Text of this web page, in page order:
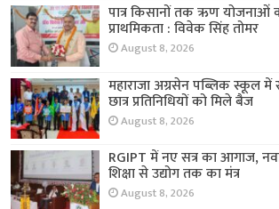
पात्र किसानों तक ऋण योजनाओं
प्राथमिकता : विवेक सिंह तोमर
August 8, 2026
महाराजा अग्रसेन पब्लिक स्कूल
छात्र प्रतिनिधियों को मिले बैज
August 8, 2026
RGIPT में नए सत्र का आगाज,
शिक्षा से उद्योग तक का मंत्र
August 8, 2026